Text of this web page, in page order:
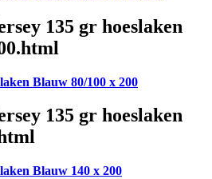
135 gr hoeslaken
Blauw 80/100 x 200
135 gr hoeslaken
Blauw 140 x 200